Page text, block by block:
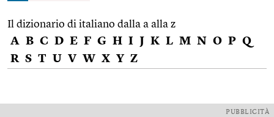
Il dizionario di italiano dalla a alla z
A B C D E F G H I J K L M N O P Q
R S T U V W X Y Z
PUBBLICITÀ